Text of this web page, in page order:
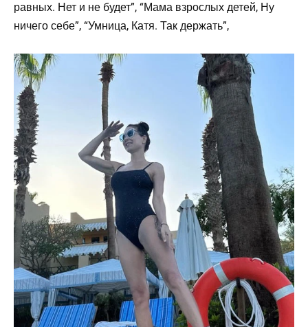
равных. Нет и не будет”, “Мама взрослых детей, Ну
ничего себе”, “Умница, Катя. Так держать”,